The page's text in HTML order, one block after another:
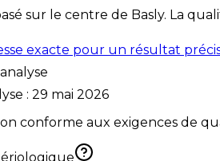
sur le centre de Basly. La
exacte pour un résultat
: 29 mai 2026
conforme aux exigences de